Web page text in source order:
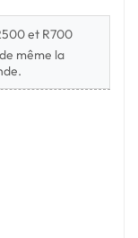
et R700
même la